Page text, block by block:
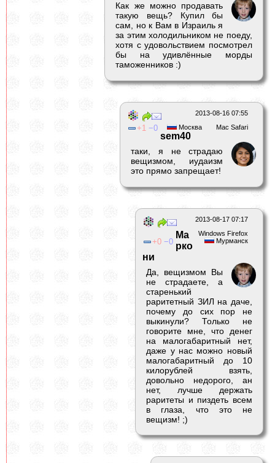
Как же можно продавать
такую вещь? Купил бы
сам, но к Вам в Израиль я
за этим холодильником не поеду,
хотя с удовольствием посмотрел
бы на удивлённые морды
таможенников :)
2013-08-16 07:55
Mac Safari
Москва
1 0
sem40
таки, я не страдаю
вещизмом, иудаизм
это прямо запрещает!
2013-08-17 07:17
Windows Firefox
Мурманск
0 0
Ма
рко
ни
Да, вещизмом Вы
не страдаете, а
старенький
раритетный ЗИЛ на даче,
почему до сих пор не
выкинули? Только не
говорите мне, что денег
на малогабаритный нет,
даже у нас можно новый
малогабаритный до 10
килорублей взять,
довольно недорого, ан
нет, лучше держать
раритеты и пиздеть всем
в глаза, что это не
вещизм! ;)